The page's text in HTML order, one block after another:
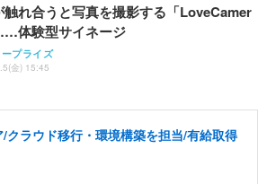
触れ合うと写真を撮影する「LoveCamer
体験型サイネージ
プライズ
金) 15:45
クラウド移行・環境構築を担当/有給取得